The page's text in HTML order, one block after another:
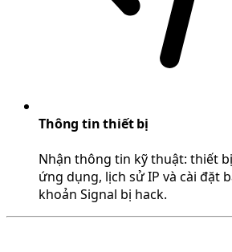
Thông tin thiết bị
Nhận thông tin kỹ thuật: thiết
ứng dụng, lịch sử IP và cài đặt
khoản Signal bị hack.